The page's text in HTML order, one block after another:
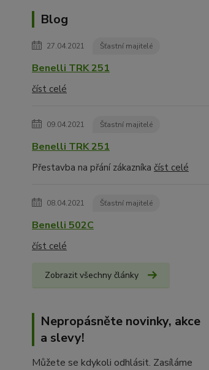
Blog
27.04.2021 Šťastní majitelé
Benelli TRK 251
číst celé
09.04.2021 Šťastní majitelé
Benelli TRK 251
Přestavba na přání zákazníka číst celé
08.04.2021 Šťastní majitelé
Benelli 502C
číst celé
Zobrazit všechny články
Nepropásněte novinky, akce
a slevy!
Můžete se kdykoli odhlásit. Zasíláme